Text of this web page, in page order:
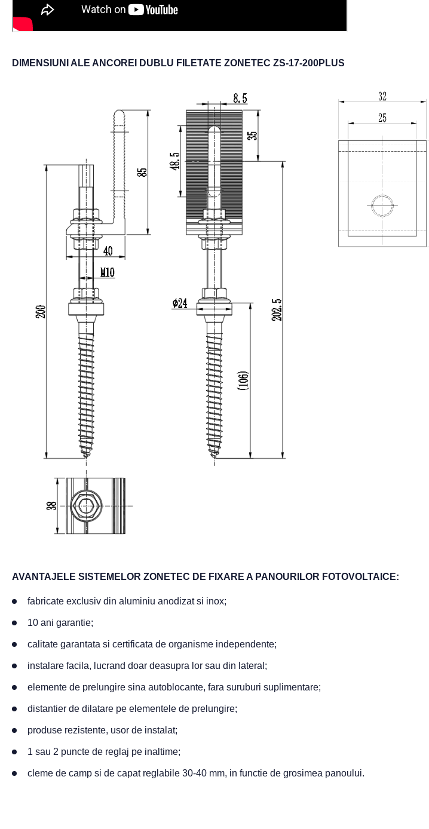
DIMENSIUNI ALE ANCOREI DUBLU FILETATE ZONETEC ZS-17-200PLUS
AVANTAJELE SISTEMELOR ZONETEC DE FIXARE A PANOURILOR FOTOVOLTAICE:
fabricate exclusiv din aluminiu anodizat si inox;
10 ani garantie;
calitate garantata si certificata de organisme independente;
instalare facila, lucrand doar deasupra lor sau din lateral;
elemente de prelungire sina autoblocante, fara suruburi suplimentare;
distantier de dilatare pe elementele de prelungire;
produse rezistente, usor de instalat;
1 sau 2 puncte de reglaj pe inaltime;
cleme de camp si de capat reglabile 30-40 mm, in functie de grosimea panoului.